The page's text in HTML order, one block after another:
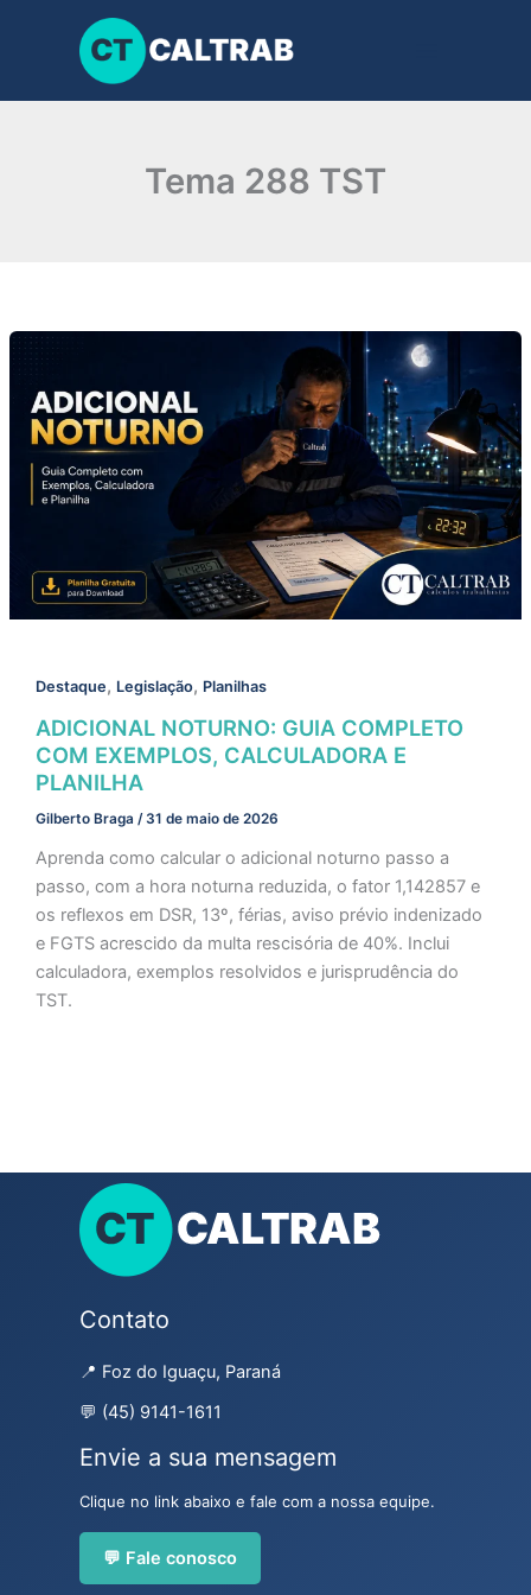
conteúdo
Tema 288 TST
Destaque, Legislação, Planilhas
ADICIONAL NOTURNO: GUIA COMPLETO
COM EXEMPLOS, CALCULADORA E
PLANILHA
Gilberto Braga / 31 de maio de 2026
Aprenda como calcular o adicional noturno passo a
passo, com a hora noturna reduzida, o fator 1,142857 e
os reflexos em DSR, 13º, férias, aviso prévio indenizado
e FGTS acrescido da multa rescisória de 40%. Inclui
calculadora, exemplos resolvidos e jurisprudência do
TST.
Contato
📍 Foz do Iguaçu, Paraná
💬 (45) 9141-1611
Envie a sua mensagem
Clique no link abaixo e fale com a nossa equipe.
💬 Fale conosco